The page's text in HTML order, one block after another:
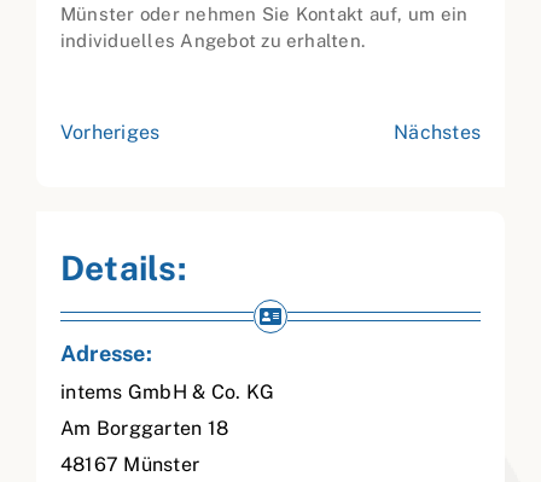
Münster oder nehmen Sie Kontakt auf, um ein
individuelles Angebot zu erhalten.
Vorheriges Nächstes
Details:
Adresse:
intems GmbH & Co. KG
Am Borggarten 18
48167 Münster